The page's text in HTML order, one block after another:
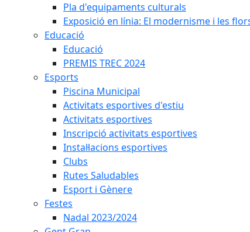
Pla d'equipaments culturals
Exposició en línia: El modernisme i les
Educació
Educació
PREMIS TREC 2024
Esports
Piscina Municipal
Activitats esportives d'estiu
Activitats esportives
Inscripció activitats esportives
Instal·lacions esportives
Clubs
Rutes Saludables
Esport i Gènere
Festes
Nadal 2023/2024